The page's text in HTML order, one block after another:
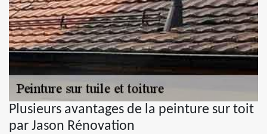
Plusieurs avantages de la peinture sur toit
par Jason Rénovation